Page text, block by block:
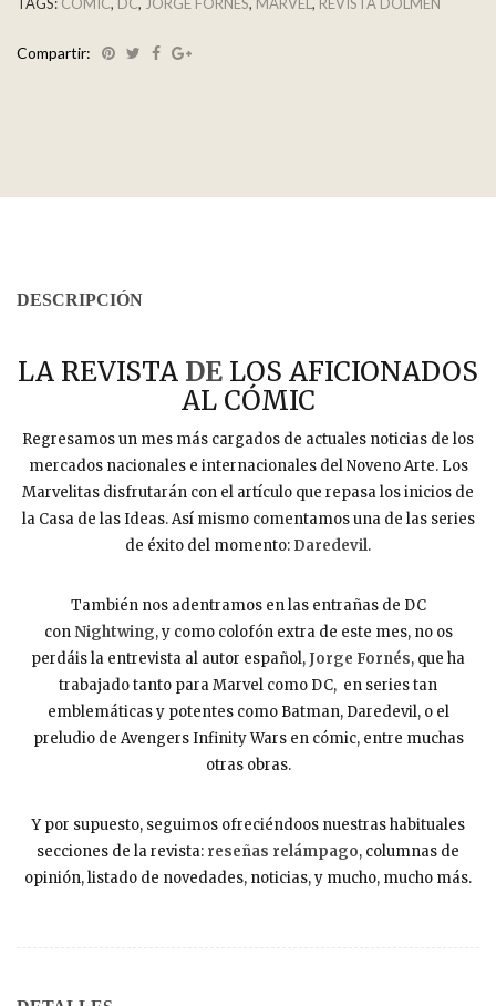
Compartir:
DESCRIPCIÓN
LA REVISTA DE LOS AFICIONADOS
AL CÓMIC
Regresamos un mes más cargados de actuales noticias de los
mercados nacionales e internacionales del Noveno Arte. Los
Marvelitas disfrutarán con el artículo que repasa los inicios de
la Casa de las Ideas. Así mismo comentamos una de las series
de éxito del momento: Daredevil.
También nos adentramos en las entrañas de DC
conNightwing, y como colofón extra de este mes, no os
perdáis la entrevista al autor español, Jorge Fornés, que ha
trabajado tanto para Marvel como DC, en series tan
emblemáticas y potentes como Batman, Daredevil, o el
preludio de Avengers Infinity Wars en cómic, entre muchas
otras obras.
Y por supuesto, seguimos ofreciéndoos nuestras habituales
secciones de la revista: reseñas relámpago, columnas de
opinión, listado de novedades, noticias, y mucho, mucho más.